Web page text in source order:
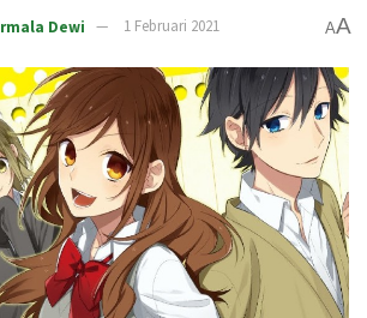
Dewi 1 Februari 2021 AA